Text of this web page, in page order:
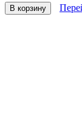
В корзину